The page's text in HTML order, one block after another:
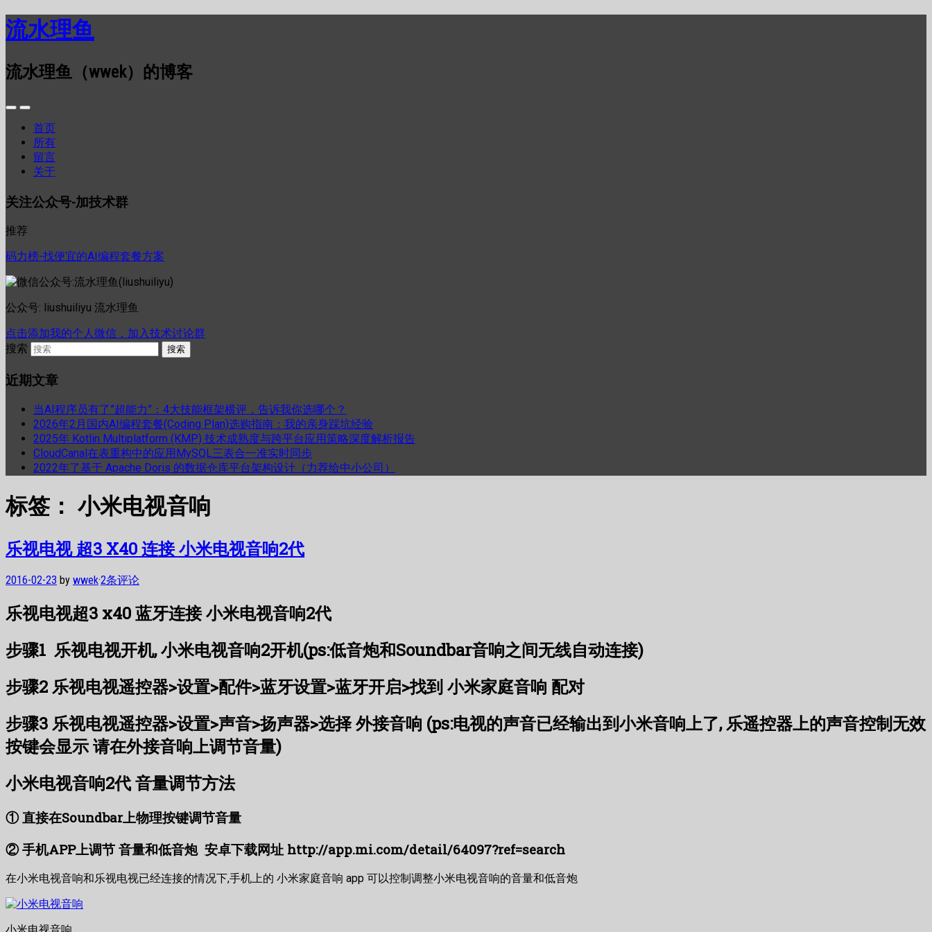
流水理鱼
流水理鱼（wwek）的博客
首页
所有
留言
关于
关注公众号-加技术群
推荐
码力榜-找便宜的AI编程套餐方案
公众号: liushuiliyu 流水理鱼
点击添加我的个人微信，加入技术讨论群
搜索
近期文章
当AI程序员有了”超能力”：4大技能框架横评，告诉我你选哪个？
2026年2月国内AI编程套餐(Coding Plan)选购指南：我的亲身踩坑经验
2025年 Kotlin Multiplatform (KMP) 技术成熟度与跨平台应用策略深度解析报告
CloudCanal在表重构中的应用MySQL三表合一准实时同步
2022年了基于 Apache Doris 的数据仓库平台架构设计（力荐给中小公司）
标签： 小米电视音响
乐视电视 超3 X40 连接 小米电视音响2代
2016-02-23 by wwek·2条评论
乐视电视超3 x40 蓝牙连接 小米电视音响2代
步骤1 乐视电视开机, 小米电视音响2开机(ps:低音炮和Soundbar音响之间无线自动连接)
步骤2 乐视电视遥控器>设置>配件>蓝牙设置>蓝牙开启>找到 小米家庭音响 配对
步骤3 乐视电视遥控器>设置>声音>扬声器>选择 外接音响 (ps:电视的声音已经输出到小米音响上了, 乐遥控器上的声音控制无效
按键会显示 请在外接音响上调节音量)
小米电视音响2代 音量调节方法
① 直接在Soundbar上物理按键调节音量
② 手机APP上调节 音量和低音炮 安卓下载网址 http://app.mi.com/detail/64097?ref=search
在小米电视音响和乐视电视已经连接的情况下,手机上的 小米家庭音响 app 可以控制调整小米电视音响的音量和低音炮